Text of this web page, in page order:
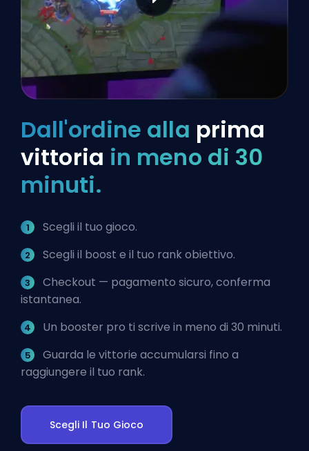
Dall'ordine alla prima
vittoria in meno di 30
minuti.
Scegli il tuo gioco.
Scegli il boost e il tuo rank obiettivo.
Checkout — pagamento sicuro, conferma
istantanea.
Un booster pro ti scrive in meno di 30 minuti.
Guarda le vittorie accumularsi fino a
raggiungere il tuo rank.
Scegli Il Tuo Gioco